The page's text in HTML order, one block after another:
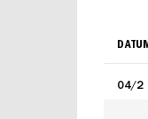
04/2